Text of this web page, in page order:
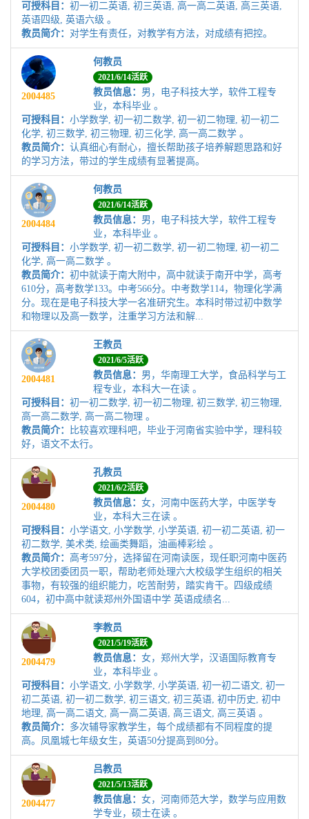
可授科目： 初一初二英语, 初三英语, 高一高二英语, 高三英语,
英语四级, 英语六级 。
教员简介： 对学生有责任，对教学有方法，对成绩有把控。
2004485
何教员
2021/6/14活跃
教员信息： 男，电子科技大学，软件工程专
业，本科毕业 。
可授科目： 小学数学, 初一初二数学, 初一初二物理, 初一初二
化学, 初三数学, 初三物理, 初三化学, 高一高二数学 。
教员简介： 认真细心有耐心，擅长帮助孩子培养解题思路和好
的学习方法，带过的学生成绩有显著提高。
2004484
何教员
2021/6/14活跃
教员信息： 男，电子科技大学，软件工程专
业，本科毕业 。
可授科目： 小学数学, 初一初二数学, 初一初二物理, 初一初二
化学, 高一高二数学 。
教员简介： 初中就读于南大附中，高中就读于南开中学，高考
610分，高考数学133。中考566分。中考数学114，物理化学满
分。现在是电子科技大学一名准研究生。本科时带过初中数学
和物理以及高一数学，注重学习方法和解...
2004481
王教员
2021/6/5活跃
教员信息： 男，华南理工大学，食品科学与工
程专业，本科大一在读 。
可授科目： 初一初二数学, 初一初二物理, 初三数学, 初三物理,
高一高二数学, 高一高二物理 。
教员简介：
比较喜欢理科吧，毕业于河南省实验中学，理科较
好，语文不太行。
2004480
孔教员
2021/6/2活跃
教员信息： 女，河南中医药大学，中医学专
业，本科大三在读 。
可授科目： 小学语文, 小学数学, 小学英语, 初一初二英语, 初一
初二数学, 美术类, 绘画类舞蹈，油画棒彩绘 。
教员简介： 高考597分，选择留在河南读医，现任职河南中医药
大学校团委团员一职，帮助老师处理六大校级学生组织的相关
事物，有较强的组织能力，吃苦耐劳，踏实肯干。四级成绩
604，初中高中就读郑州外国语中学 英语成绩名...
2004479
李教员
2021/5/19活跃
教员信息： 女，郑州大学，汉语国际教育专
业，本科毕业 。
可授科目： 小学语文, 小学数学, 小学英语, 初一初二语文, 初一
初二英语, 初一初二数学, 初三语文, 初三英语, 初中历史, 初中
地理, 高一高二语文, 高一高二英语, 高三语文, 高三英语 。
教员简介： 多次辅导家教学生，每个成绩都有不同程度的提
高。凤凰城七年级女生，英语50分提高到80分。
2004477
吕教员
2021/5/13活跃
教员信息： 女，河南师范大学，数学与应用数
学专业，硕士在读 。